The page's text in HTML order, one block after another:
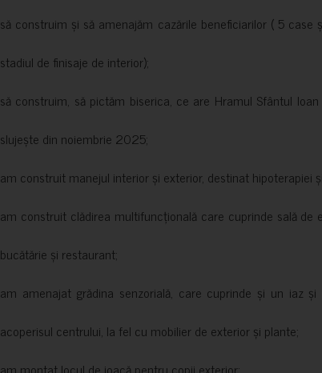
să construim și să amenajăm cazările beneficiarilor ( 5
stadiul de finisaje de interior);
să construim, să pictăm biserica, ce are Hramul Sfântul
slujește din noiembrie 2025;
am construit manejul interior și exterior, destinat hipoterapiei
am construit clădirea multifuncțională care cuprinde sală de
bucătărie și restaurant;
am amenajat grădina senzorială, care cuprinde și un iaz
acoperisul centrului, la fel cu mobilier de exterior și plante;